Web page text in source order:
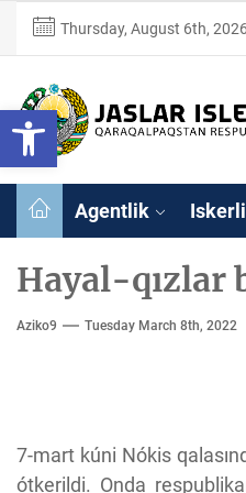
Open toolbar
content
Thursday, August 6th, 2026
Agentlik
Hayal-qızlar
Aziko9 Tuesday March 8th, 2022
7-mart kúni Nókis
ótkerildi. Onda